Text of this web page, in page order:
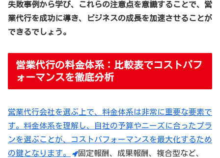
失敗事例から学び、これらの注意点を意識することで、営
業代行を成功に導き、ビジネスの成長を加速させることが
できるでしょう。
営業代行の料金体系：比較表でコストパフ
ォーマンスを徹底分析
営業代行会社を選ぶ上で、料金体系は非常に重要な要素で
す。料金体系を理解し、自社の予算やニーズに合ったプラ
ンを選ぶことが、コストパフォーマンスを最大化するため
の鍵となります。
固定報酬、成果報酬、複合型など、